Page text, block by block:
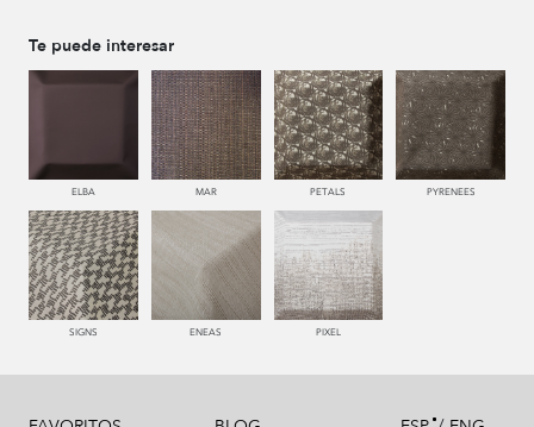
Te puede interesar
ELBA MAR PETALS PYRENEES
SIGNS ENEAS PIXEL